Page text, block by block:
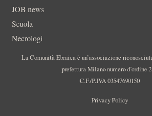
JOB news
Scuola
Necrologi
La Comunità Ebraica è un’associazione
prefettura Milano numero d’ordine
C.F./P.IVA 03547690150
Privacy Policy